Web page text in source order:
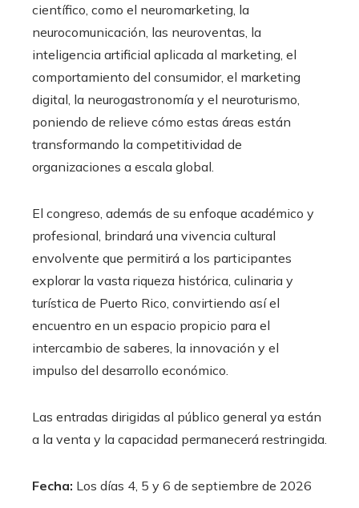
científico, como el neuromarketing, la
neurocomunicación, las neuroventas, la
inteligencia artificial aplicada al marketing, el
comportamiento del consumidor, el marketing
digital, la neurogastronomía y el neuroturismo,
poniendo de relieve cómo estas áreas están
transformando la competitividad de
organizaciones a escala global.
El congreso, además de su enfoque académico y
profesional, brindará una vivencia cultural
envolvente que permitirá a los participantes
explorar la vasta riqueza histórica, culinaria y
turística de Puerto Rico, convirtiendo así el
encuentro en un espacio propicio para el
intercambio de saberes, la innovación y el
impulso del desarrollo económico.
Las entradas dirigidas al público general ya están
a la venta y la capacidad permanecerá restringida.
Fecha: Los días 4, 5 y 6 de septiembre de 2026